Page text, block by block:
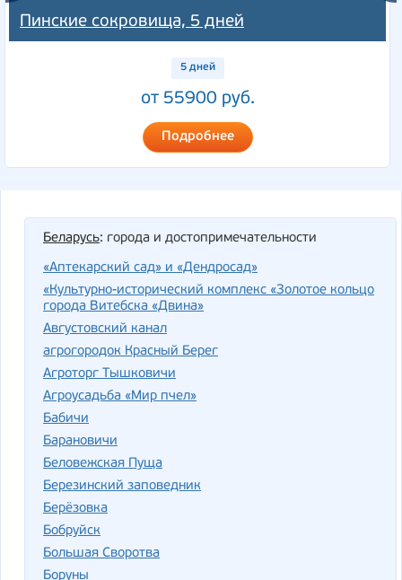
Пинские сокровища, 5 дней
5 дней
от 55900 руб.
Подробнее
Беларусь: города и достопримечательности
«Аптекарский сад» и «Дендросад»
«Культурно-исторический комплекс «Золотое кольцо
города Витебска «Двина»
Августовский канал
агрогородок Красный Берег
Агроторг Тышковичи
Агроусадьба «Мир пчел»
Бабичи
Барановичи
Беловежская Пуща
Березинский заповедник
Берёзовка
Бобруйск
Большая Своротва
Боруны